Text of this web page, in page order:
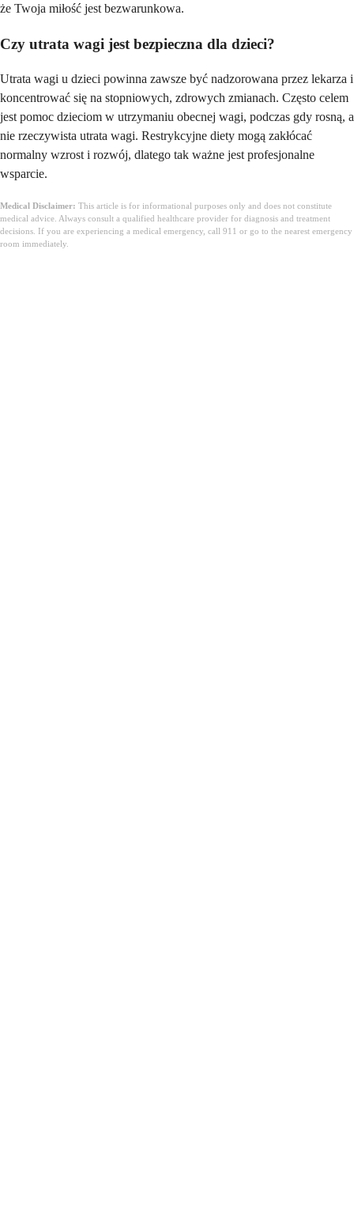
że Twoja miłość jest bezwarunkowa.
Czy utrata wagi jest bezpieczna dla dzieci?
Utrata wagi u dzieci powinna zawsze być nadzorowana przez lekarza i
koncentrować się na stopniowych, zdrowych zmianach. Często celem
jest pomoc dzieciom w utrzymaniu obecnej wagi, podczas gdy rosną, a
nie rzeczywista utrata wagi. Restrykcyjne diety mogą zakłócać
normalny wzrost i rozwój, dlatego tak ważne jest profesjonalne
wsparcie.
Medical Disclaimer: This article is for informational purposes only and does not constitute
medical advice. Always consult a qualified healthcare provider for diagnosis and treatment
decisions. If you are experiencing a medical emergency, call 911 or go to the nearest emergency
room immediately.